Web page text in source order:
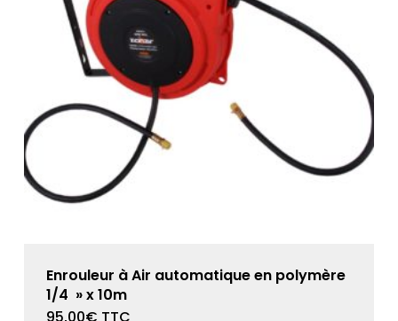
Enrouleur à Air automatique en polymère
1/4 » x 10m
95,00€ TTC